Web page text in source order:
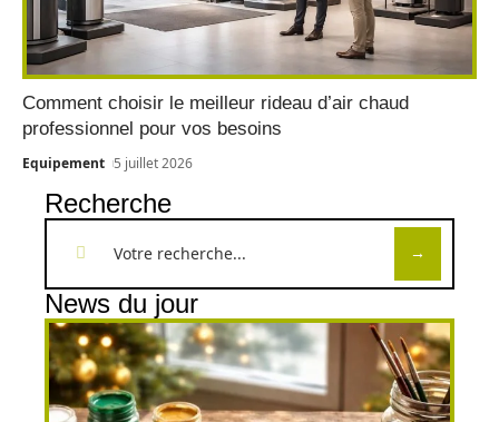
Comment choisir le meilleur rideau d’air chaud
professionnel pour vos besoins
Equipement 5 juillet 2026
Recherche
News du jour